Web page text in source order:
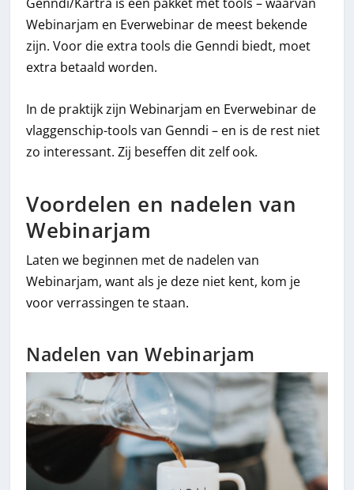
Webinarjam en Everwebinar de meest bekende
zijn. Voor die extra tools die Genndi biedt, moet
extra betaald worden.
In de praktijk zijn Webinarjam en Everwebinar de
vlaggenschip-tools van Genndi – en is de rest niet
zo interessant. Zij beseffen dit zelf ook.
Voordelen en nadelen van
Webinarjam
Laten we beginnen met de nadelen van
Webinarjam, want als je deze niet kent, kom je
voor verrassingen te staan.
Nadelen van Webinarjam